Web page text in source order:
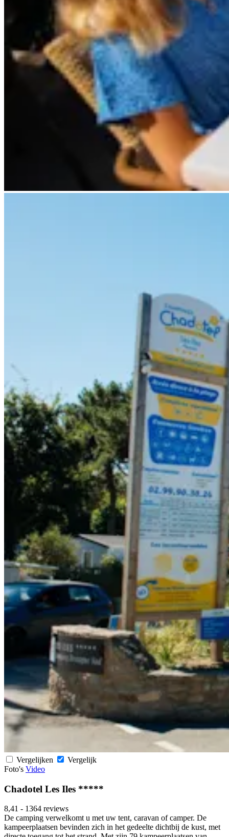
Vergelijken
Vergelijk
Foto's Video
Chadotel Les Iles *****
8,41 - 1364 reviews
De camping verwelkomt u met uw tent, caravan of camper. De
kampeerplaatsen bevinden zich in het gedeelte dichtbij de kust, met